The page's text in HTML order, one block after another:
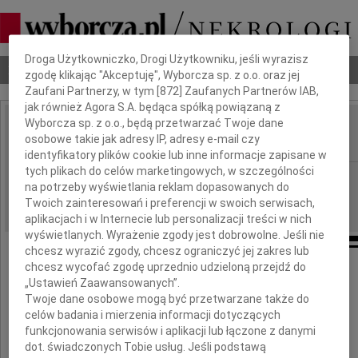
Nekrologi Odeszli Poradnik pogrzebowy
IMIĘ I NAZWISKO: Alicja Mitka
REGION: Opole
DATA EMISJI: 22.04.2022
Alicję Mitkę
Dbamy o Twoją prywatność
Droga Użytkowniczko, Drogi Użytkowniku, jeśli wyrazisz
zgodę klikając "Akceptuję", Wyborcza sp. z o.o. oraz jej
Zaufani Partnerzy, w tym [872 ] Zaufanych Partnerów IAB,
jak również Agora S.A. będąca spółką powiązaną z
Wyborcza sp. z o.o., będą przetwarzać Twoje dane
osobowe takie jak adresy IP, adresy e-mail czy
identyfikatory plików cookie lub inne informacje zapisane w
tych plikach do celów marketingowych, w szczególności
na potrzeby wyświetlania reklam dopasowanych do
Twoich zainteresowań i preferencji w swoich serwisach,
aplikacjach i w Internecie lub personalizacji treści w nich
wyświetlanych. Wyrażenie zgody jest dobrowolne. Jeśli nie
chcesz wyrazić zgody, chcesz ograniczyć jej zakres lub
chcesz wycofać zgodę uprzednio udzieloną przejdź do
„Ustawień Zaawansowanych”.
Twoje dane osobowe mogą być przetwarzane także do
celów badania i mierzenia informacji dotyczących
funkcjonowania serwisów i aplikacji lub łączone z danymi
dot. świadczonych Tobie usług. Jeśli podstawą